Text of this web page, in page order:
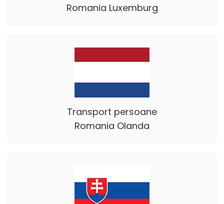
Romania Luxemburg
Transport persoane
Romania Olanda